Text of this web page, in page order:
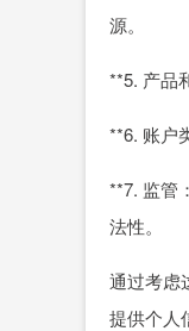
源。
**5. 产品
**6. 账户
**7. 监管
法性。
通过考虑
提供个人